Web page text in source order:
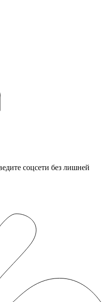
соцсети без лишней